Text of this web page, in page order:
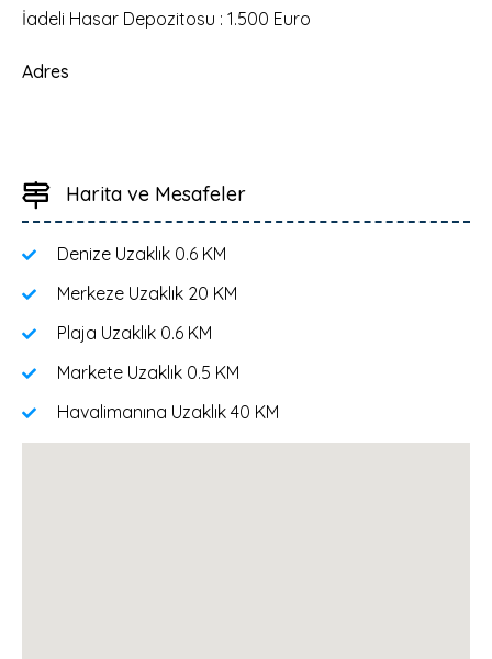
İadeli Hasar Depozitosu : 1.500 Euro
Adres
Harita ve Mesafeler
Denize Uzaklık 0.6 KM
Merkeze Uzaklık 20 KM
Plaja Uzaklık 0.6 KM
Markete Uzaklık 0.5 KM
Havalimanına Uzaklık 40 KM